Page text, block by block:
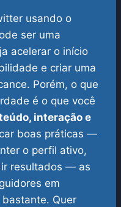
usando o
ser uma
acelerar o início
e criar uma
Porém, o que
é o que você
interação e
boas práticas —
o perfil ativo,
resultados — as
em
Quer